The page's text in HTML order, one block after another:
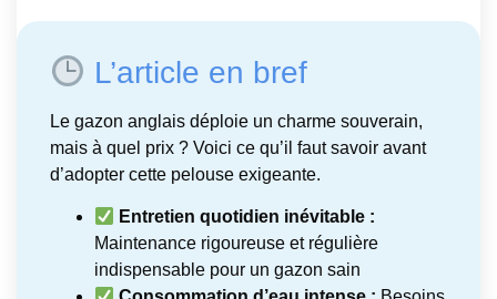
L’article en bref
Le gazon anglais déploie un charme souverain,
mais à quel prix ? Voici ce qu’il faut savoir avant
d’adopter cette pelouse exigeante.
Entretien quotidien inévitable :
Maintenance rigoureuse et régulière
indispensable pour un gazon sain